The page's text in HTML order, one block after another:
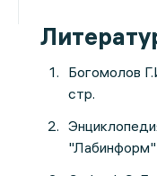
Богомолов
стр.